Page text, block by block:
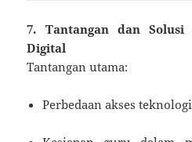
7. Tantangan dan Solusi
Digital
Tantangan utama:
Perbedaan akses